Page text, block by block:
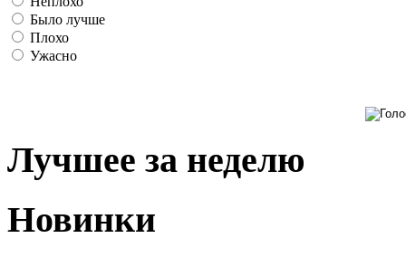
Было лучше
Плохо
Ужасно
Лучшее за неделю
Новинки